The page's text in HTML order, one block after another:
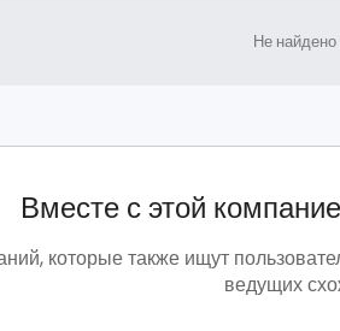
Не найдено
Вместе с этой
которые также ищут
ведущих